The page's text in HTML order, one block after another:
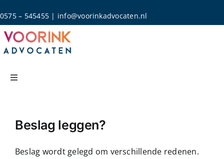
to
content
0575 – 545455 | info@voorinkadvocaten.nl
Toggle
Beslag leggen?
Beslag wordt gelegd om verschillende redenen.